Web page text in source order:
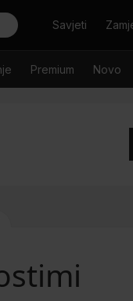
TražitiSavjeti
Premium Novo